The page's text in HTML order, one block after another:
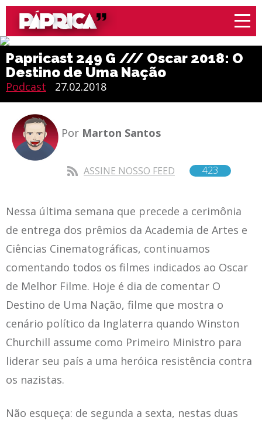
Papricast 249 G /// Oscar 2018: O
Destino de Uma Nação
Podcast 27.02.2018
Por Marton Santos
ASSINE NOSSO FEED 423
Nessa última semana que precede a cerimônia
de entrega dos prêmios da Academia de Artes e
Ciências Cinematográficas, continuamos
comentando todos os filmes indicados ao Oscar
de Melhor Filme. Hoje é dia de comentar O
Destino de Uma Nação, filme que mostra o
cenário político da Inglaterra quando Winston
Churchill assume como Primeiro Ministro para
liderar seu país a uma heróica resistência contra
os nazistas.
Não esqueça: de segunda a sexta, nestas duas